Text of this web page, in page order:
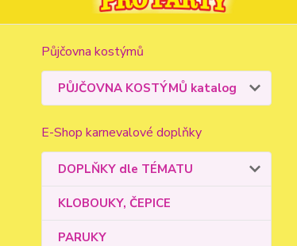
Půjčovna kostýmů
PŮJČOVNA KOSTÝMŮ katalog
E-Shop karnevalové doplňky
DOPLŇKY dle TÉMATU
KLOBOUKY, ČEPICE
PARUKY